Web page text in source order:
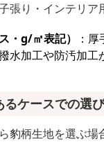
張り・インテリア
・g/㎡表記）
：
撥水加工や防汚加
るケースでの選
豹柄生地を選ぶ場